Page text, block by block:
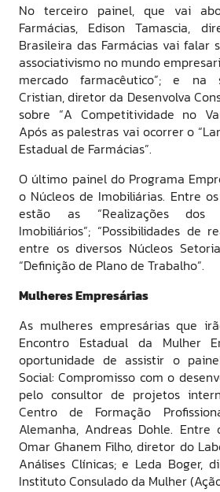
No terceiro painel, que vai
Farmácias, Edison Tamascia,
Brasileira das Farmácias vai falar
associativismo no mundo
mercado farmacêutico”; e na
Cristian, diretor da Desenvolva
sobre “A Competitividade no
Após as palestras vai ocorrer o
Estadual de Farmácias”.
O último painel do Programa
o Núcleos de Imobiliárias. Entre
estão as “Realizações dos
Imobiliários”; “Possibilidades de
entre os diversos Núcleos
“Definição de Plano de Trabalho”.
Mulheres Empresárias
As mulheres empresárias que
Encontro Estadual da Mulher
oportunidade de assistir o painel
Social: Compromisso com o
pelo consultor de projetos
Centro de Formação
Alemanha, Andreas Dohle. Entre
Omar Ghanem Filho, diretor do
Análises Clínicas; e Leda Boger,
Instituto Consulado da Mulher